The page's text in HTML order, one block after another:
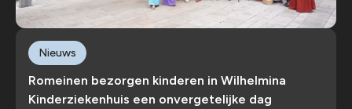
Romeinen bezorgen kinderen in Wilhelmina
Kinderziekenhuis een onvergetelijke dag
Nieuws